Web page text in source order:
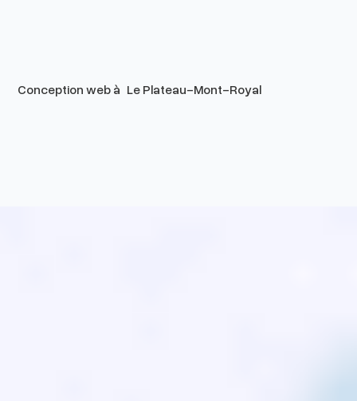
Conception web à Le Plateau-Mont-Royal